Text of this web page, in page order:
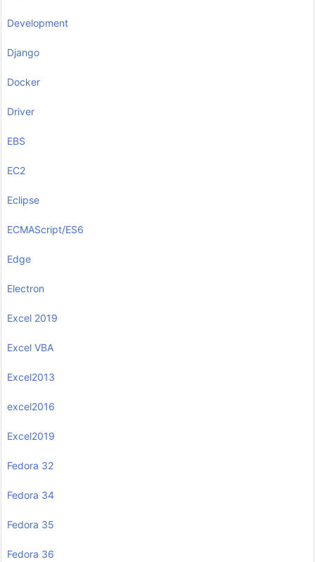
Development
Django
Docker
Driver
EBS
EC2
Eclipse
ECMAScript/ES6
Edge
Electron
Excel 2019
Excel VBA
Excel2013
excel2016
Excel2019
Fedora 32
Fedora 34
Fedora 35
Fedora 36